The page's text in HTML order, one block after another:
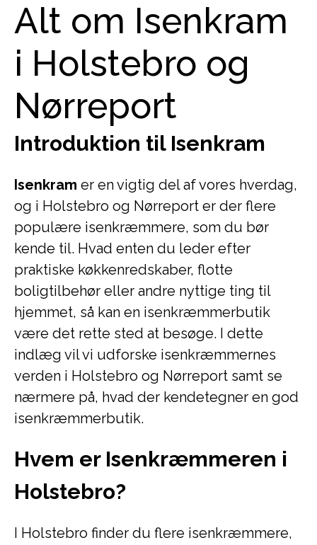
Alt om Isenkram
i Holstebro og
Nørreport
Introduktion til Isenkram
Isenkram er en vigtig del af vores hverdag,
og i Holstebro og Nørreport er der flere
populære isenkræmmere, som du bør
kende til. Hvad enten du leder efter
praktiske køkkenredskaber, flotte
boligtilbehør eller andre nyttige ting til
hjemmet, så kan en isenkræmmerbutik
være det rette sted at besøge. I dette
indlæg vil vi udforske isenkræmmernes
verden i Holstebro og Nørreport samt se
nærmere på, hvad der kendetegner en god
isenkræmmerbutik.
Hvem er Isenkræmmeren i
Holstebro?
I Holstebro finder du flere isenkræmmere,